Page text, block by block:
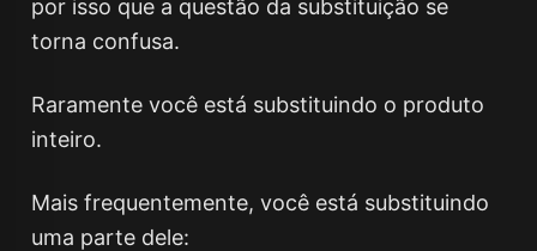
por isso que a questão da substituição se
torna confusa.
Raramente você está substituindo o produto
inteiro.
Mais frequentemente, você está substituindo
uma parte dele: